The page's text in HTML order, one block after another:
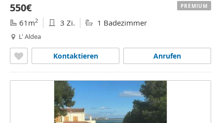
550€
61m2 3 Zi. 1 Badezimmer
L' Aldea
Anrufen
Kontaktieren
PREMIUM